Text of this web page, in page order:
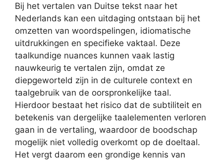
Bij het vertalen van Duitse tekst naar het
Nederlands kan een uitdaging ontstaan bij het
omzetten van woordspelingen, idiomatische
uitdrukkingen en specifieke vaktaal. Deze
taalkundige nuances kunnen vaak lastig
nauwkeurig te vertalen zijn, omdat ze
diepgeworteld zijn in de culturele context en
taalgebruik van de oorspronkelijke taal.
Hierdoor bestaat het risico dat de subtiliteit en
betekenis van dergelijke taalelementen verloren
gaan in de vertaling, waardoor de boodschap
mogelijk niet volledig overkomt op de doeltaal.
Het vergt daarom een grondige kennis van